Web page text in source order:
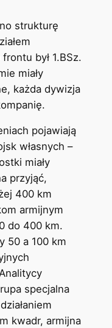
strukturę
był 1.BSz.
miały
każda dywizja
pojawiają
własnych –
miały
przyjąć,
400 km
armijnym
do 400 km.
50 a 100 km
specjalna
kwadr, armijna